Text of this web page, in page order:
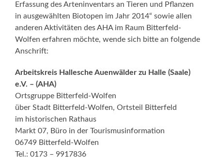
Erfassung des Arteninventars an Tieren und Pflanzen
in ausgewählten Biotopen im Jahr 2014“ sowie allen
anderen Aktivitäten des AHA im Raum Bitterfeld-
Wolfen erfahren möchte, wende sich bitte an folgende
Anschrift:
Arbeitskreis Hallesche Auenwälder zu Halle (Saale)
e.V. – (AHA)
Ortsgruppe Bitterfeld-Wolfen
über Stadt Bitterfeld-Wolfen, Ortsteil Bitterfeld
im historischen Rathaus
Markt 07, Büro in der Tourismusinformation
06749 Bitterfeld-Wolfen
Tel.: 0173 – 9917836